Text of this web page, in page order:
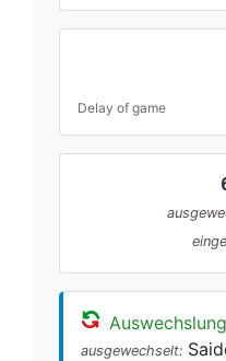
Delay of game
Auswechslung
ausgewechselt: